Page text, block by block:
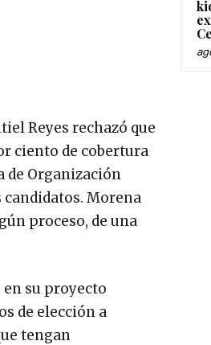
Reyes rechazó que
ciento de cobertura
de Organización
Morena
proceso, de una
su proyecto
de elección a
tengan